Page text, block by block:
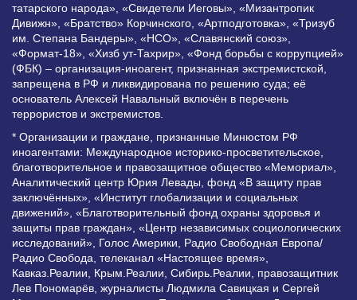
татарского народа», «Свидетели Иеговы», «Мизантропик
Дивижн», «Братство» Корчинского, «Артподготовка», «Тризуб
им. Степана Бандеры», «НСО», «Славянский союз»,
«Формат-18», «Хизб ут-Тахрир», «Фонд борьбы с коррупцией»
(ФБК) – организация-иноагент, признанная экстремистской,
запрещена в РФ и ликвидирована по решению суда; её
основатель Алексей Навальный включён в перечень
террористов и экстремистов.
* Организации и граждане, признанные Минюстом РФ
иноагентами: Международное историко-просветительское,
благотворительное и правозащитное общество «Мемориал»,
Аналитический центр Юрия Левады, фонд «В защиту прав
заключённых», «Институт глобализации и социальных
движений», «Благотворительный фонд охраны здоровья и
защиты прав граждан», «Центр независимых социологических
исследований», Голос Америки, Радио Свободная Европа/
Радио Свобода, телеканал «Настоящее время»,
Кавказ.Реалии, Крым.Реалии, Сибирь.Реалии, правозащитник
Лев Пономарёв, журналисты Людмила Савицкая и Сергей